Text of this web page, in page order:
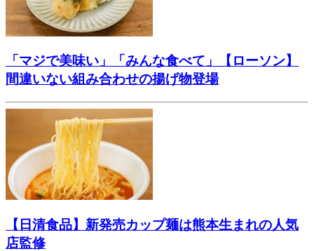
「マジで美味い」「みんな食べて」【ローソン】
間違いない組み合わせの揚げ物登場
【日清食品】新発売カップ麺は熊本生まれの人気
店監修